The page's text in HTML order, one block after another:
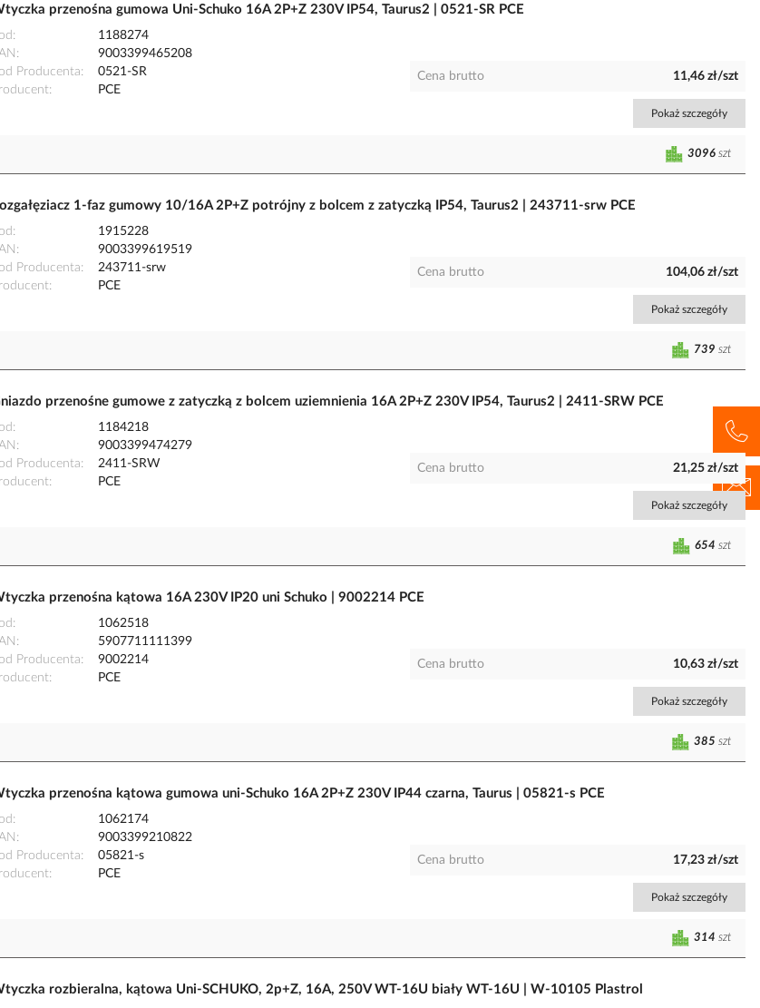
przenośna gumowa Uni-Schuko 16A 2P+Z 230V IP54, Taurus2 | 0521-SR PCE
1188274
9003399465208
Producenta
0521-SR
PCE
Cena brutto 11,46 zł/szt
Pokaż szczegóły
3096 szt
1-faz gumowy 10/16A 2P+Z potrójny z bolcem z zatyczką IP54, Taurus2 | 243711-srw PCE
1915228
9003399619519
Producenta
243711-srw
PCE
Cena brutto 104,06 zł/szt
Pokaż szczegóły
739 szt
przenośne gumowe z zatyczką z bolcem uziemnienia 16A 2P+Z 230V IP54, Taurus2 | 2411-SRW PCE
1184218
9003399474279
Producenta
2411-SRW
PCE
Cena brutto 21,25 zł/szt
Pokaż szczegóły
654 szt
przenośna kątowa 16A 230V IP20 uni Schuko | 9002214 PCE
1062518
5907711111399
Producenta
9002214
PCE
Cena brutto 10,63 zł/szt
Pokaż szczegóły
385 szt
przenośna kątowa gumowa uni-Schuko 16A 2P+Z 230V IP44 czarna, Taurus | 05821-s PCE
1062174
9003399210822
Producenta
05821-s
PCE
Cena brutto 17,23 zł/szt
Pokaż szczegóły
314 szt
rozbieralna, kątowa Uni-SCHUKO, 2p+Z, 16A, 250V WT-16U biały WT-16U | W-10105 Plastrol